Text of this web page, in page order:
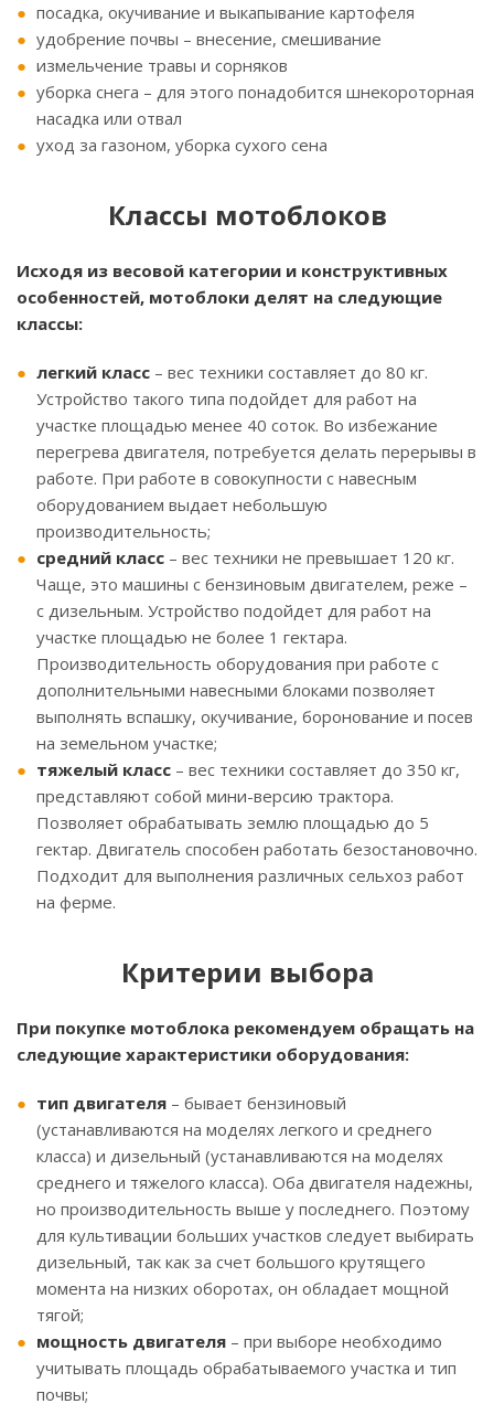
посадка, окучивание и выкапывание картофеля
удобрение почвы – внесение, смешивание
измельчение травы и сорняков
уборка снега – для этого понадобится шнекороторная
насадка или отвал
уход за газоном, уборка сухого сена
Классы мотоблоков
Исходя из весовой категории и конструктивных
особенностей, мотоблоки делят на следующие
классы:
легкий класс – вес техники составляет до 80 кг.
Устройство такого типа подойдет для работ на
участке площадью менее 40 соток. Во избежание
перегрева двигателя, потребуется делать перерывы в
работе. При работе в совокупности с навесным
оборудованием выдает небольшую
производительность;
средний класс – вес техники не превышает 120 кг.
Чаще, это машины с бензиновым двигателем, реже –
с дизельным. Устройство подойдет для работ на
участке площадью не более 1 гектара.
Производительность оборудования при работе с
дополнительными навесными блоками позволяет
выполнять вспашку, окучивание, боронование и посев
на земельном участке;
тяжелый класс – вес техники составляет до 350 кг,
представляют собой мини-версию трактора.
Позволяет обрабатывать землю площадью до 5
гектар. Двигатель способен работать безостановочно.
Подходит для выполнения различных сельхоз работ
на ферме.
Критерии выбора
При покупке мотоблока рекомендуем обращать на
следующие характеристики оборудования:
тип двигателя – бывает бензиновый
(устанавливаются на моделях легкого и среднего
класса) и дизельный (устанавливаются на моделях
среднего и тяжелого класса). Оба двигателя надежны,
но производительность выше у последнего. Поэтому
для культивации больших участков следует выбирать
дизельный, так как за счет большого крутящего
момента на низких оборотах, он обладает мощной
тягой;
мощность двигателя – при выборе необходимо
учитывать площадь обрабатываемого участка и тип
почвы;